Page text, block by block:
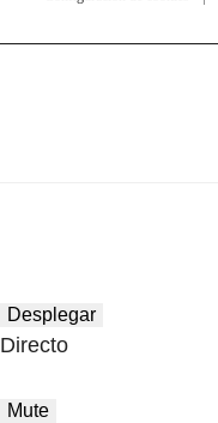
Desplegar
Directo
Mute